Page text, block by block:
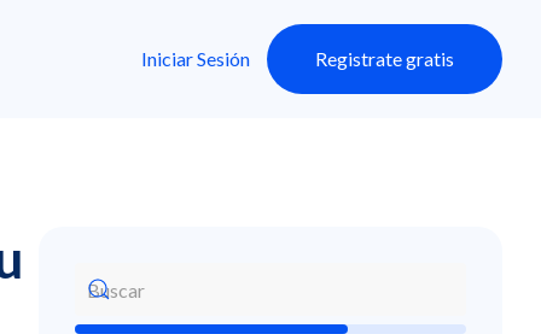
Iniciar Sesión Registrate gratis